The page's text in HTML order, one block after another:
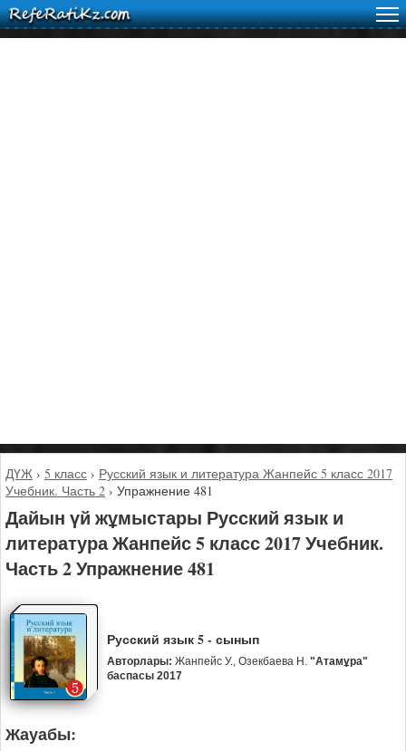
ДҮЖ › 5 класс › Русский язык и литература Жанпейс 5 класс 2017
Учебник. Часть 2 › Упражнение 481
Дайын үй жұмыстары Русский язык и
литература Жанпейс 5 класс 2017 Учебник.
Часть 2 Упражнение 481
Русский язык 5 - сынып
Авторлары: Жанпейс У., Озекбаева Н. "Атамұра"
баспасы 2017
Жауабы: